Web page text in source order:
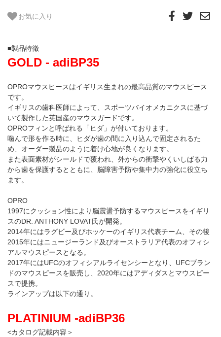
お気に入り
■製品特徴
GOLD - adiBP35
OPROマウスピースはイギリス生まれの最高品質のマウスピース
です。
イギリスの歯科医師によって、スポーツバイオメカニクスに基づ
いて製作した英国産のマウスガードです。
OPROフィンと呼ばれる「ヒダ」が付いております。
噛んで形を作る時に、ヒダが歯の間に入り込んで固定されるた
め、オーダー製品のように着け心地が良くなります。
また表面素材がシールドで覆われ、外からの衝撃やくいしばる力
から歯を保護するとともに、脳障害予防や集中力の強化に役立ち
ます。
OPRO
1997にクッション性により脳震盪予防するマウスピースをイギリ
スのDR. ANTHONY LOVAT氏が開発。
2014年にはラグビー及びホッケーのイギリス代表チーム、その後
2015年にはニュージーランド及びオーストラリア代表のオフィシ
アルマウスピースとなる。
2017年にはUFCのオフィシアルライセンシーとなり、UFCブラン
ドのマウスピースを販売し、2020年にはアディダスとマウスピー
スで提携。
ラインアップは以下の通り。
PLATINIUM -adiBP36
<カタログ記載内容＞